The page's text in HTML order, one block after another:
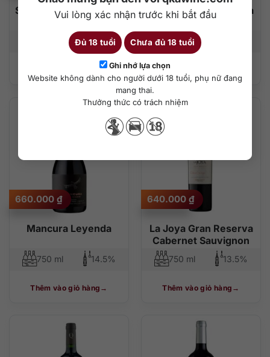
Vui lòng xác nhận trước khi bắt đầu
Đủ 18 tuổi Chưa đủ 18 tuổi
Ghi nhớ lựa chọn
Website không dành cho người dưới 18 tuổi, phụ nữ đang
mang thai.
Thưởng thức có trách nhiệm
Siegel Special Reserve
Cabernet Sauvignon
14%
Thêm vào giỏ hàng
Carmen Gran Reserva
Cabernet Sauvignon
750 ml
Thêm vào giỏ hàng
Mancura Leyenda
660.000 ₫
750 ml 14.5%
Thêm vào giỏ hàng
La Joya Gran Reserva
Cabernet Sauvignon
640.000 ₫
750 ml 13.5%
Thêm vào giỏ hàng